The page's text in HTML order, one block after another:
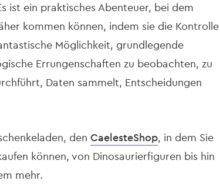
ist ein praktisches Abenteuer, bei dem
kommen können, indem sie die Kontrolle
Möglichkeit, grundlegende
Errungenschaften zu beobachten, zu
Daten sammelt, Entscheidungen
den CaelesteShop, in dem Sie
können, von Dinosaurierfiguren bis hin
mehr.